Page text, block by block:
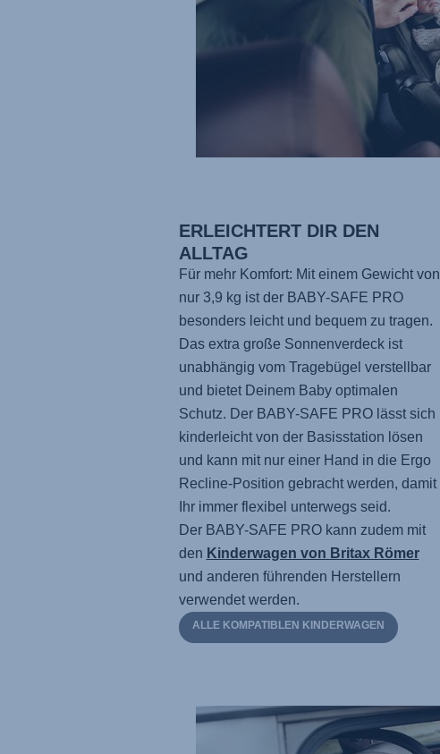
ERLEICHTERT DIR DEN
ALLTAG
Für mehr Komfort: Mit einem Gewicht von
nur 3,9 kg ist der BABY-SAFE PRO
besonders leicht und bequem zu tragen.
Das extra große Sonnenverdeck ist
unabhängig vom Tragebügel verstellbar
und bietet Deinem Baby optimalen
Schutz. Der BABY-SAFE PROlässt sich
kinderleicht von der Basisstation lösen
und kann mit nur einer Hand in die Ergo
Recline-Position gebracht werden, damit
Ihr immer flexibel unterwegs seid.
Der BABY-SAFE PROkann zudem mit
den Kinderwagen von Britax Römer
und anderen führenden Herstellern
verwendet werden.
ALLE KOMPATIBLEN KINDERWAGEN